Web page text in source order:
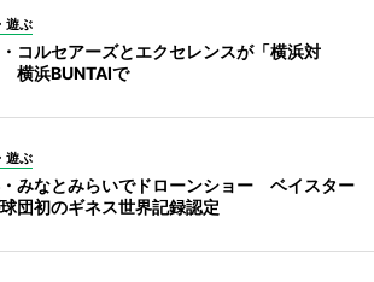
遊ぶ
コルセアーズとエクセレンスが「横浜対
横浜BUNTAIで
遊ぶ
みなとみらいでドローンショー ベイスター
団初のギネス世界記録認定